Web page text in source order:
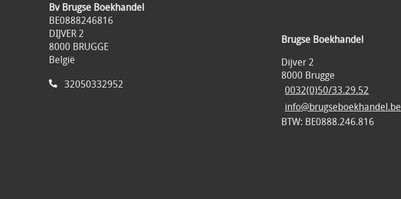
Bv Brugse Boekhandel
BE0888246816
DIJVER 2
8000 BRUGGE
België
32050332952
Brugse Boekhandel
Dijver 2
8000 Brugge
0032(0)50/33.29.52
info@brugseboekhandel.be
BTW: BE0888.246.816